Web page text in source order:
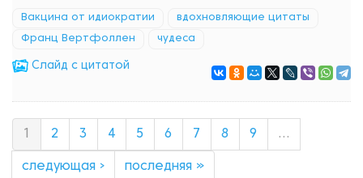
Вакцина от идиократии вдохновляющие цитаты
Франц Вертфоллен чудеса
Cлайд с цитатой
2 3 4 5 6 7 8 9 …
следующая › последняя »